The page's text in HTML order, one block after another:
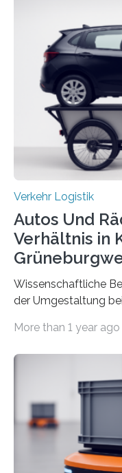
die Zahl der
Studie ist in der
Part A: Policy and
veröffentlicht. Die
Verkehr Logistik
Autos Und
Verhältnis in
Wissenschaftliche
der Umgestaltung
fördern sowie die
an der Achse
durch. Wie diese
bewirken, haben
of Applied Sciences
ziehen insgesamt
Vertreter*innen der
More than 1 year ago